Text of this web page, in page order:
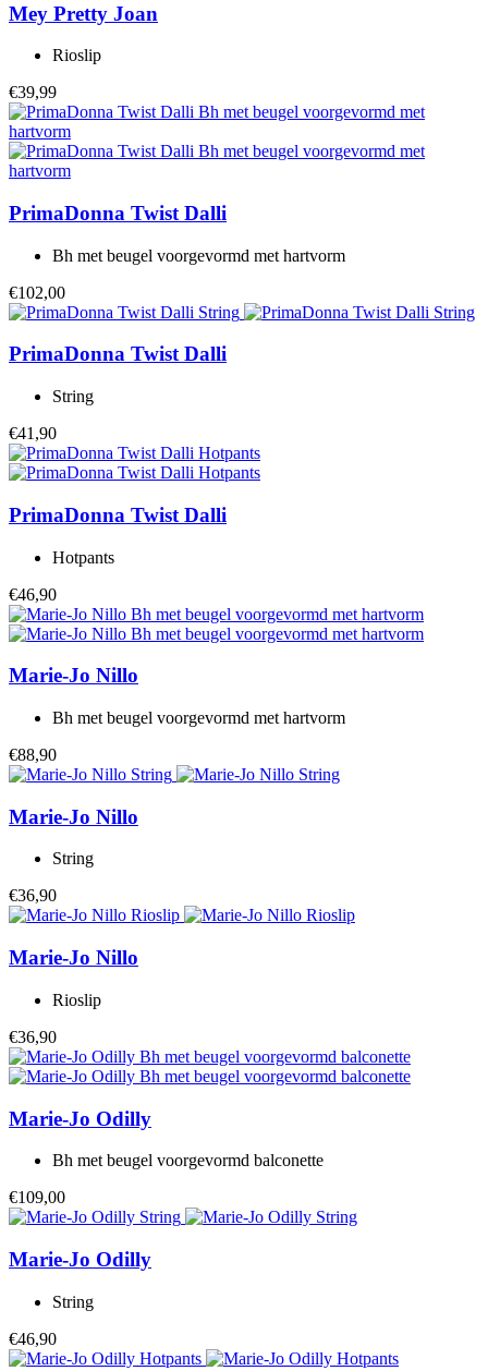
Mey Pretty Joan
Rioslip
€39,99
PrimaDonna Twist Dalli
Bh met beugel voorgevormd met hartvorm
€102,00
PrimaDonna TwistDalli
String
€41,90
PrimaDonna Twist Dalli
Hotpants
€46,90
Marie-Jo Nillo
Bh met beugel voorgevormd met hartvorm
€88,90
Marie-Jo Nillo
String
€36,90
Marie-Jo Nillo
Rioslip
€36,90
Marie-Jo Odilly
Bh met beugel voorgevormd balconette
€109,00
Marie-Jo Odilly
String
€46,90